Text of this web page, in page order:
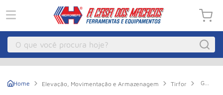
O que você procura hoje?
Elevação, Movimentação e Armazenagem Tirfor
Guincho
Guincho Eletrico